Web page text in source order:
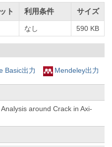
ト 利用条件 サイズ
なし 590 KB
Basic出力 Mendeley出力
around Crack in Axi-